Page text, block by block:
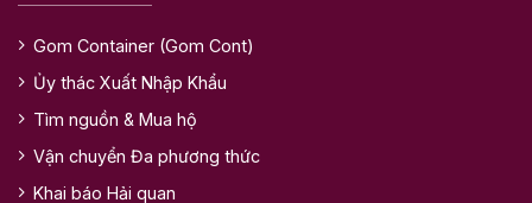
Gom Container (Gom Cont)
Ủy thác Xuất Nhập Khẩu
Tìm nguồn & Mua hộ
Vận chuyển Đa phương thức
Khai báo Hải quan